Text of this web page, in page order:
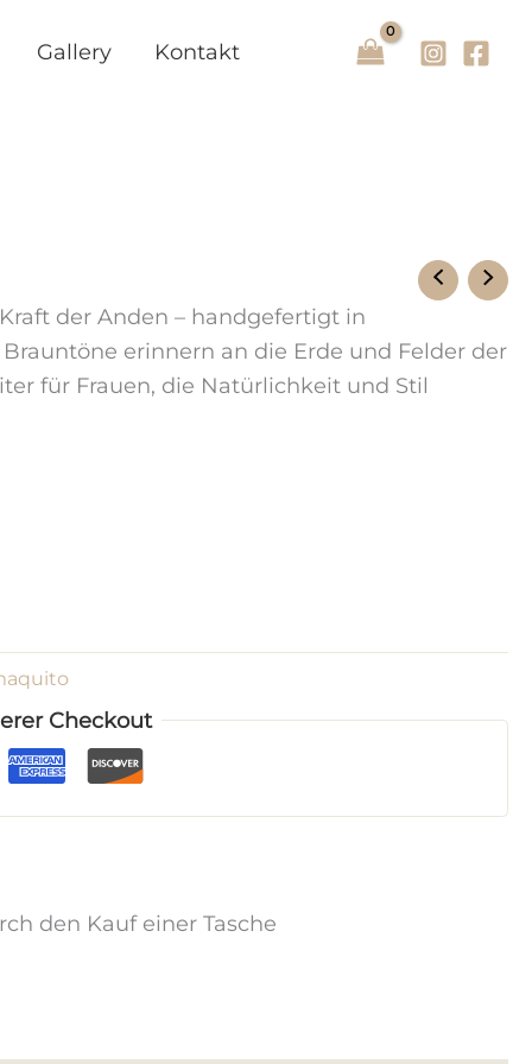
Gallery Kontakt
der Anden – handgefertigt in
erinnern an die Erde und Felder der
für Frauen, die Natürlichkeit und Stil
Checkout
den Kauf einer Tasche